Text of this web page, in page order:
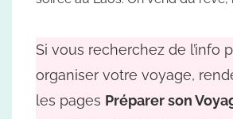
Si vous recherchez de l’info
organiser votre voyage,
les pages Préparer son